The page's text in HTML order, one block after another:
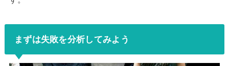
まずは失敗を分析してみよう